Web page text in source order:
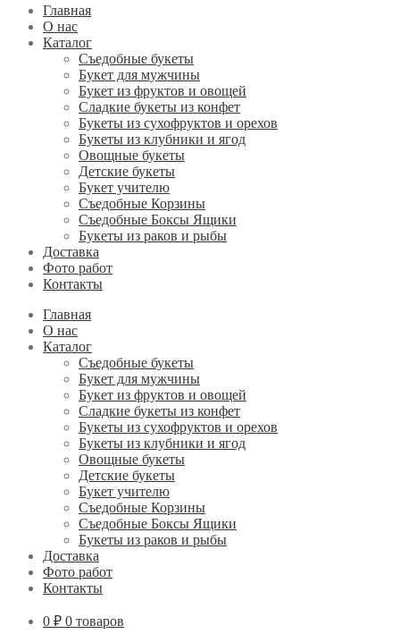
Главная
О нас
Каталог
Съедобные букеты
Букет для мужчины
Букет из фруктов и овощей
Сладкие букеты из конфет
Букеты из сухофруктов и орехов
Букеты из клубники и ягод
Овощные букеты
Детские букеты
Букет учителю
Съедобные Корзины
Съедобные Боксы Ящики
Букеты из раков и рыбы
Доставка
Фото работ
Контакты
Главная
О нас
Каталог
Съедобные букеты
Букет для мужчины
Букет из фруктов и овощей
Сладкие букеты из конфет
Букеты из сухофруктов и орехов
Букеты из клубники и ягод
Овощные букеты
Детские букеты
Букет учителю
Съедобные Корзины
Съедобные Боксы Ящики
Букеты из раков и рыбы
Доставка
Фото работ
Контакты
0 ₽ 0 товаров